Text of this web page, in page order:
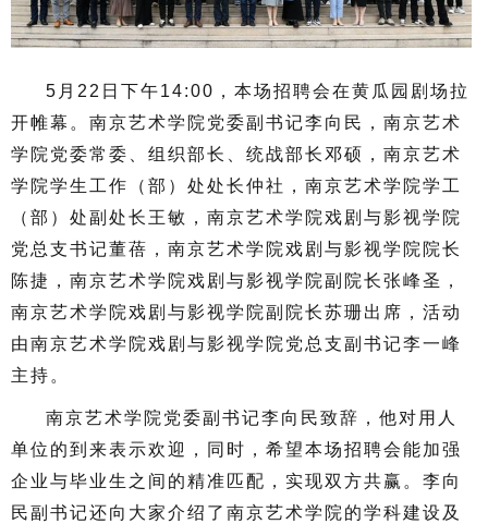
5月22日下午14:00，本场招聘会在黄瓜园剧场拉
开帷幕。 南京艺术学院党委副书记李向民，南京艺术
学院党委常委、组织部长、统战部长邓硕，南京艺术
学院学生工作（部）处处长仲社，南京艺术学院学工
（部）处副处长王敏，南京艺术学院戏剧与影视学院
党总支书记董蓓，南京艺术学院戏剧与影视学院院长
陈捷，南京艺术学院戏剧与影视学院副院长张峰圣，
南京艺术学院戏剧与影视学院副院长苏珊出席，活动
由南京艺术学院戏剧与影视学院党总支副书记李一峰
主持。
南京艺术学院党委副书记李向民致辞，他对用人
单位的到来表示欢迎，同时，希望本场招聘会能加强
企业与毕业生之间的精准匹配，实现双方共赢。李向
民副书记还向大家介绍了南京艺术学院的学科建设及